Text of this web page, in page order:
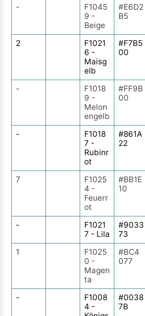
-
F1045
9 -
Beige
#E6D2
B5
2
F1021
6 -
Maisg
elb
#F7B5
00
-
F1018
9 -
Melon
engelb
#FF9B
00
-
F1018
7 -
Rubinr
ot
#861A
22
7
F1025
4 -
Feuerr
ot
#BB1E
10
-
F1021
7 - Lila
#9033
73
1
F1025
0 -
Magen
ta
#BC4
077
-
F1008
4 -
#0038
7B